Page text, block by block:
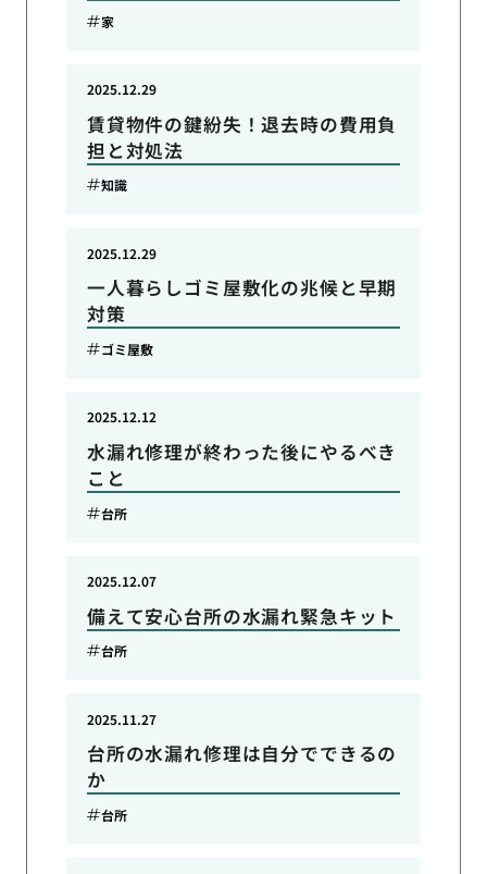
家
賃貸物件の鍵紛失！退去時の費用負
担と対処法
2025.12.29
知識
一人暮らしゴミ屋敷化の兆候と早期
対策
2025.12.29
ゴミ屋敷
水漏れ修理が終わった後にやるべき
こと
2025.12.12
台所
備えて安心台所の水漏れ緊急キット
2025.12.07
台所
台所の水漏れ修理は自分でできるの
か
2025.11.27
台所